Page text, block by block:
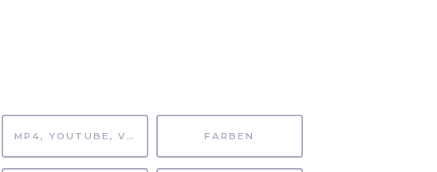
MP4, YOUTUBE, VIMEO FARBEN